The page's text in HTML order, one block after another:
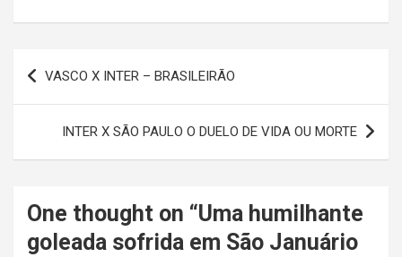
Navegação
de
VASCO X INTER – BRASILEIRÃO
INTER X SÃO PAULO O DUELO DE VIDA OU MORTE
One thought on “Uma humilhante
goleada sofrida em São Januário